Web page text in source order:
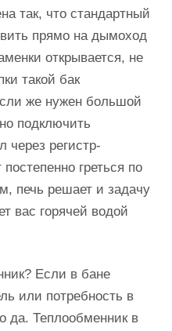
так, что стандартный
прямо на дымоход
открывается, не
такой бак
же нужен большой
подключить
через регистр-
греться по
печь решает и задачу
вас горячей водой
Если в бане
или потребность в
да. Теплообменник в